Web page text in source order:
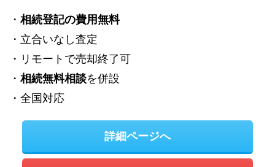
・ 相続登記の費用無料
・立合いなし査定
・リモートで売却終了可
・ 相続無料相談を併設
・全国対応
詳細ページへ